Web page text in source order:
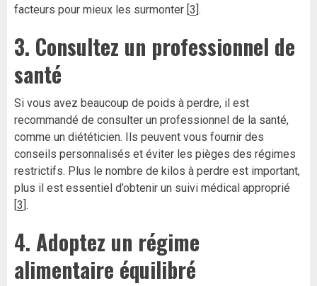
facteurs pour mieux les surmonter [3].
3. Consultez un professionnel de
santé
Si vous avez beaucoup de poids à perdre, il est
recommandé de consulter un professionnel de la santé,
comme un diététicien. Ils peuvent vous fournir des
conseils personnalisés et éviter les pièges des régimes
restrictifs. Plus le nombre de kilos à perdre est important,
plus il est essentiel d’obtenir un suivi médical approprié
[3].
4. Adoptez un régime
alimentaire équilibré